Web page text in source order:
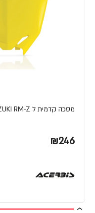
מסכה קדמית ל SUZUKI RM-Z צהוב 250/450 08-18
₪246